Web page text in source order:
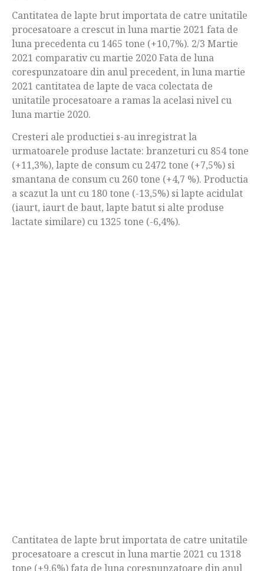
Cantitatea de lapte brut importata de catre unitatile
procesatoare a crescut in luna martie 2021 fata de
luna precedenta cu 1465 tone (+10,7%). 2/3 Martie
2021 comparativ cu martie 2020 Fata de luna
corespunzatoare din anul precedent, in luna martie
2021 cantitatea de lapte de vaca colectata de
unitatile procesatoare a ramas la acelasi nivel cu
luna martie 2020.
Cresteri ale productiei s-au inregistrat la
urmatoarele produse lactate: branzeturi cu 854 tone
(+11,3%), lapte de consum cu 2472 tone (+7,5%) si
smantana de consum cu 260 tone (+4,7 %). Productia
a scazut la unt cu 180 tone (-13,5%) si lapte acidulat
(iaurt, iaurt de baut, lapte batut si alte produse
lactate similare) cu 1325 tone (-6,4%).
Cantitatea de lapte brut importata de catre unitatile
procesatoare a crescut in luna martie 2021 cu 1318
tone (+9,6%) fata de luna corespunzatoare din anul